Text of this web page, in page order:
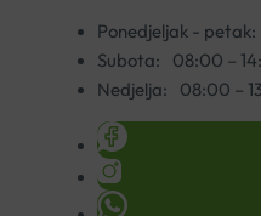
Ponedjeljak - petak:
Subota:
08:00 –
Nedjelja:
08:00 –